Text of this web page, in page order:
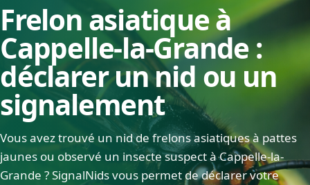
Frelon asiatique à
Cappelle-la-Grande :
déclarer un nid ou un
signalement
Vous avez trouvé un nid de frelons asiatiques à pattes
jaunes ou observé un insecte suspect à Cappelle-la-
Grande ? SignalNids vous permet de déclarer votre